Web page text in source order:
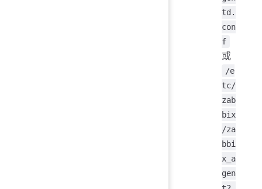
td.
con
f
或
/e
tc/
zab
bix
/za
bbi
x_a
gen